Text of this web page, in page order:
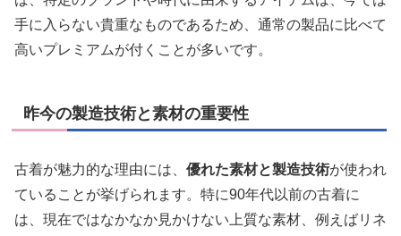
手に入らない貴重なものであるため、通常の製品に比べて
高いプレミアムが付くことが多いです。
昨今の製造技術と素材の重要性
古着が魅力的な理由には、 優れた素材と製造技術が使われ
ていることが挙げられます。特に90年代以前の古着に
は、現在ではなかなか見かけない上質な素材、例えばリネ